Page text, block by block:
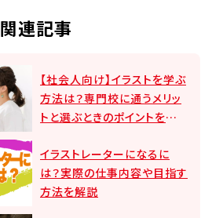
関連記事
【社会人向け】イラストを学ぶ
方法は？専門校に通うメリッ
トと選ぶときのポイントを解
イラストレーターになるに
は？実際の仕事内容や目指す
方法を解説